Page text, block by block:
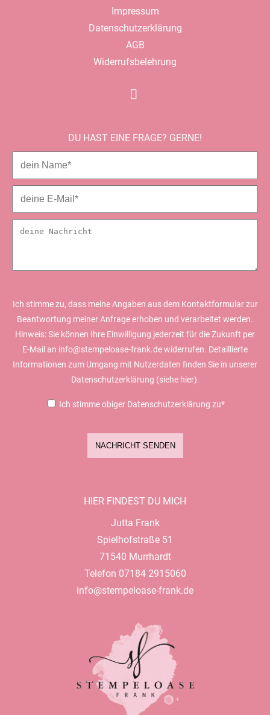
Impressum
Datenschutzerklärung
AGB
Widerrufsbelehrung
DU HAST EINE FRAGE? GERNE!
Ich stimme zu, dass meine Angaben aus dem Kontaktformular zur
Beantwortung meiner Anfrage erhoben und verarbeitet werden.
Hinweis: Sie können Ihre Einwilligung jederzeit für die Zukunft per
E-Mail an info@stempeloase-frank.de widerrufen. Detaillierte
Informationen zum Umgang mit Nutzerdaten finden Sie in unserer
Datenschutzerklärung (siehe hier).
Ich stimme obiger Datenschutzerklärung zu*
NACHRICHT SENDEN
HIER FINDEST DU MICH
Jutta Frank
Spielhofstraße 51
71540 Murrhardt
Telefon 07184 2915060
info@stempeloase-frank.de